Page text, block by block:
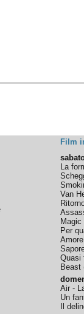
Film
La
Van
Per
Quasi
Beast
Air -
Un
Il